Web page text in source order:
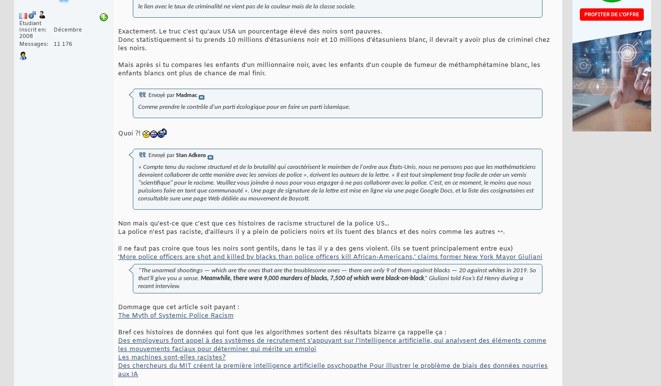
Étudiant
Inscrit en
Décembre
2008
Messages
11 176
le lien avec le taux de criminalité ne vient pas de la couleur mais de la classe sociale.
Exactement. Le truc c'est qu'aux USA un pourcentage élevé des noirs sont pauvres.
Donc statistiquement si tu prends 10 millions d'étasuniens noir et 10 millions d'étasuniens blanc, il devrait y avoir plus de criminel chez
les noirs.
Mais après si tu compares les enfants d'un millionnaire noir, avec les enfants d'un couple de fumeur de méthamphétamine blanc, les
enfants blancs ont plus de chance de mal finir.
Envoyé par Madmac
Comme prendre le contrôle d'un parti écologique pour en faire un parti islamique.
Quoi ?!
Envoyé par Stan Adkens
« Compte tenu du racisme structurel et de la brutalité qui caractérisent le maintien de l'ordre aux États-Unis, nous ne pensons pas que les mathématiciens
devraient collaborer de cette manière avec les services de police », écrivent les auteurs de la lettre. « Il est tout simplement trop facile de créer un vernis
"scientifique" pour le racisme. Veuillez vous joindre à nous pour vous engager à ne pas collaborer avec la police. C'est, en ce moment, le moins que nous
puissions faire en tant que communauté ». Une page de signature de la lettre est mise en ligne via une page Google Docs, et la liste des cosignataires est
consultable sure une page Web dédiée au mouvement de Boycott.
Non mais qu'est-ce que c'est que ces histoires de racisme structurel de la police US...
La police n'est pas raciste, d'ailleurs il y a plein de policiers noirs et ils tuent des blancs et des noirs comme les autres ^^.
Il ne faut pas croire que tous les noirs sont gentils, dans le tas il y a des gens violent. (ils se tuent principalement entre eux)
‘More police officers are shot and killed by blacks than police officers kill African-Americans,’ claims former New York Mayor Giuliani
“The unarmed shootings — which are the ones that are the troublesome ones — there are only 9 of them against blacks — 20 against whites in 2019. So
that‘ll give you a sense. Meanwhile, there were 9,000 murders of blacks, 7,500 of which were black-on-black,” Giuliani told Fox’s Ed Henry during a
recent interview.
Dommage que cet article soit payant :
The Myth of Systemic Police Racism
Bref ces histoires de données qui font que les algorithmes sortent des résultats bizarre ça rappelle ça :
Des employeurs font appel à des systèmes de recrutement s'appuyant sur l'intelligence artificielle, qui analysent des éléments comme
les mouvements faciaux pour déterminer qui mérite un emploi
Les machines sont-elles racistes?
Des chercheurs du MIT créent la première intelligence artificielle psychopathe Pour illustrer le problème de biais des données nourries
aux IA